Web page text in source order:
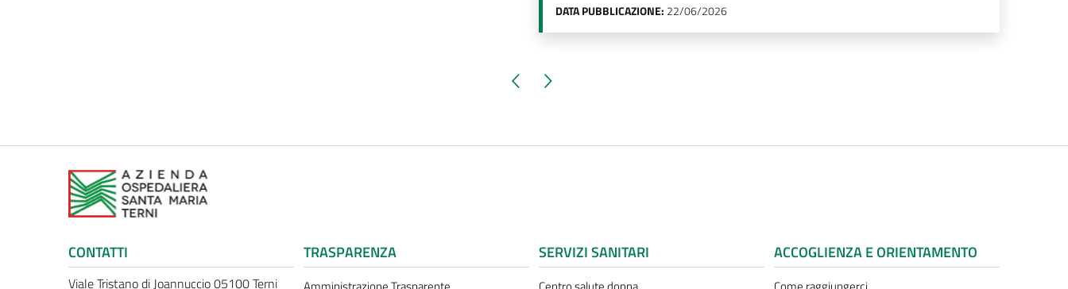
DATA PUBBLICAZIONE: 22/06/2026
Pagina precedente
Pagina successiva
CONTATTI
Viale Tristano di Joannuccio 05100 Terni
TRASPARENZA SERVIZI SANITARI ACCOGLIENZA E ORIENTAMENTO